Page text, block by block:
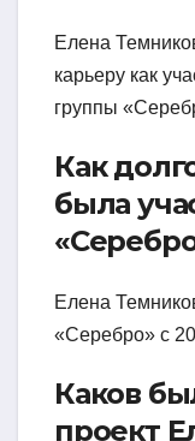
Елена
карьеру как
группы
Как
была
Елена
«Серебро» с
Каков
проект